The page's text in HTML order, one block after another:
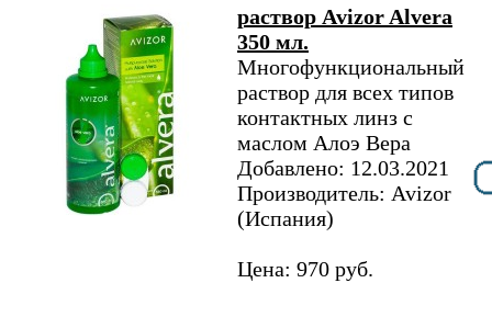
раствор Avizor Alvera
350 мл.
Многофункциональный
раствор для всех типов
контактных линз с
маслом Алоэ Вера
Добавлено: 12.03.2021
Производитель: Avizor
(Испания)
Цена: 970 руб.